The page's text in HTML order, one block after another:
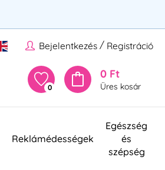
Bejelentkezés / Registráció
0
0 Ft
Üres kosár
Reklámédességek
Egészség
és
szépség